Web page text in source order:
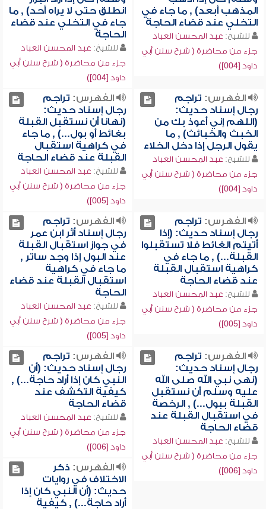
المذهب أبعد) , ما جاء في
التخلي عند قضاء الحاجة
للشيخ: عبد المحسن العباد
جزء من محاضرة ( شرح سنن أبي
داود [004])
انطلق حتى لا يراه أحد) , ما
جاء في التخلي عند قضاء
الحاجة
للشيخ: عبد المحسن العباد
جزء من محاضرة ( شرح سنن أبي
داود [004])
الفهرس: تراجم
رجال إسناد حديث:
(اللهم إني أعوذ بك من
الخبث والخبائث) , ما
يقول الرجل إذا دخل الخلاء
للشيخ: عبد المحسن العباد
جزء من محاضرة ( شرح سنن أبي
داود [004])
الفهرس: تراجم
رجال إسناد حديث:
(نهانا أن نستقبل القبلة
بغائط أو بول...) , ما جاء
في كراهية استقبال
القبلة عند قضاء الحاجة
للشيخ: عبد المحسن العباد
جزء من محاضرة ( شرح سنن أبي
داود [005])
الفهرس: تراجم
رجال إسناد حديث: (إذا
أتيتم الغائط فلا تستقبلوا
القبلة...) , ما جاء في
كراهية استقبال القبلة
عند قضاء الحاجة
للشيخ: عبد المحسن العباد
جزء من محاضرة ( شرح سنن أبي
داود [005])
الفهرس: تراجم
رجال إسناد أثر ابن عمر
في جواز استقبال القبلة
عند البول إذا وجد ساتر ,
ما جاء في كراهية
استقبال القبلة عند قضاء
الحاجة
للشيخ: عبد المحسن العباد
جزء من محاضرة ( شرح سنن أبي
داود [005])
الفهرس: تراجم
رجال إسناد حديث:
(نهى نبي الله صلى الله
عليه وسلم أن نستقبل
القبلة ببول...) , الرخصة
في استقبال القبلة عند
قضاء الحاجة
للشيخ: عبد المحسن العباد
جزء من محاضرة ( شرح سنن أبي
داود [006])
الفهرس: تراجم
رجال إسناد حديث: (أن
النبي كان إذا أراد حاجة...) ,
كيفية التكشف عند
قضاء الحاجة
للشيخ: عبد المحسن العباد
جزء من محاضرة ( شرح سنن أبي
داود [006])
الفهرس: ذكر
الاختلاف في روايات
حديث: (أن النبي كان إذا
أراد حاجة...) , كيفية